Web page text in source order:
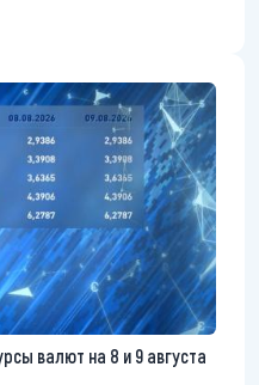
валют на 8 и 9 августа